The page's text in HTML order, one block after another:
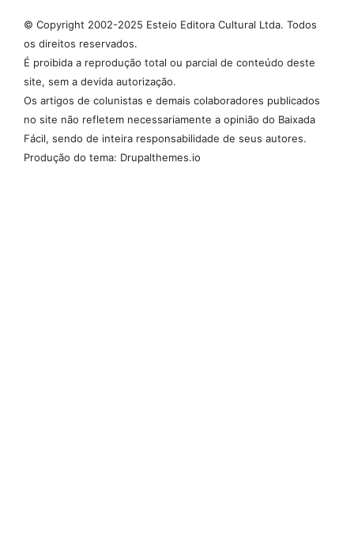
© Copyright 2002-2025 Esteio Editora Cultural Ltda. Todos
os direitos reservados.
É proibida a reprodução total ou parcial de conteúdo deste
site, sem a devida autorização.
Os artigos de colunistas e demais colaboradores publicados
no site não refletem necessariamente a opinião do Baixada
Fácil, sendo de inteira responsabilidade de seus autores.
Produção do tema: Drupalthemes.io